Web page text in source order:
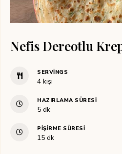
Nefis Dereotlu
SERVINGS
4 kişi
HAZIRLAMA SÜRESI
5dakika
dk
PIŞIRME SÜRESI
15dakika
dk